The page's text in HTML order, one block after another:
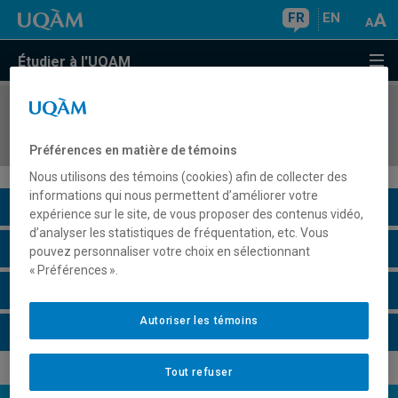
FR EN
Étudier à l'UQAM
COURS//
Description du cours
Horaire - Été 2026
Préférences en matière de témoins
Nous utilisons des témoins (cookies) afin de collecter des
informations qui nous permettent d’améliorer votre
expérience sur le site, de vous proposer des contenus vidéo,
d’analyser les statistiques de fréquentation, etc. Vous
pouvez personnaliser votre choix en sélectionnant
« Préférences ».
Tout refuser
Autoriser les témoins